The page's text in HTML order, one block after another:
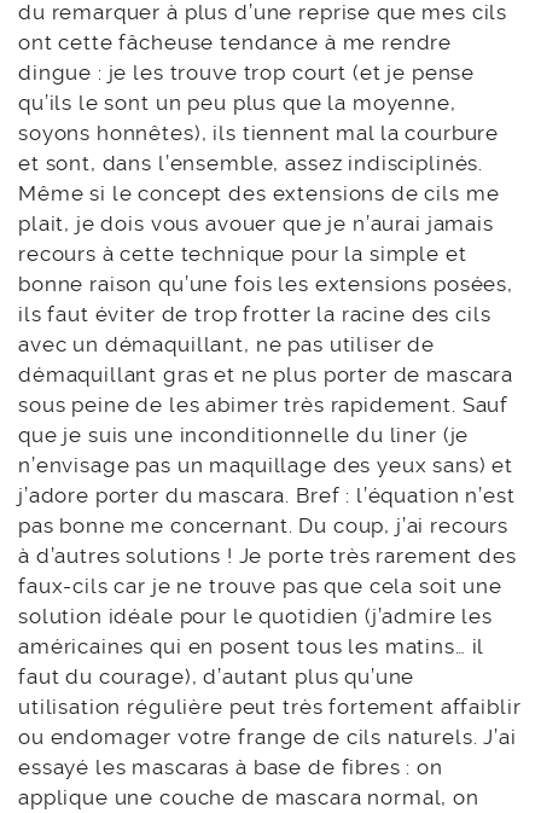
du remarquer à plus d’une reprise que mes cils
ont cette fâcheuse tendance à me rendre
dingue : je les trouve trop court (et je pense
qu’ils le sont un peu plus que la moyenne,
soyons honnêtes), ils tiennent mal la courbure
et sont, dans l’ensemble, assez indisciplinés.
Même si le concept des extensions de cils me
plait, je dois vous avouer que je n’aurai jamais
recours à cette technique pour la simple et
bonne raison qu’une fois les extensions posées,
ils faut éviter de trop frotter la racine des cils
avec un démaquillant, ne pas utiliser de
démaquillant gras et ne plus porter de mascara
sous peine de les abimer très rapidement. Sauf
que je suis une inconditionnelle du liner (je
n’envisage pas un maquillage des yeux sans) et
j’adore porter du mascara. Bref : l’équation n’est
pas bonne me concernant. Du coup, j’ai recours
à d’autres solutions ! Je porte très rarement des
faux-cils car je ne trouve pas que cela soit une
solution idéale pour le quotidien (j’admire les
américaines qui en posent tous les matins… il
faut du courage), d’autant plus qu’une
utilisation régulière peut très fortement affaiblir
ou endomager votre frange de cils naturels. J’ai
essayé les mascaras à base de fibres : on
applique une couche de mascara normal, on